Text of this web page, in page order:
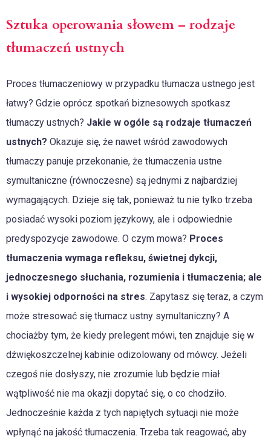
Sztuka operowania słowem – rodzaje
tłumaczeń ustnych
Proces tłumaczeniowy w przypadku tłumacza ustnego jest
łatwy? Gdzie oprócz spotkań biznesowych spotkasz
tłumaczy ustnych? Jakie w ogóle są rodzaje tłumaczeń
ustnych? Okazuje się, że nawet wśród zawodowych
tłumaczy panuje przekonanie, że tłumaczenia ustne
symultaniczne (równoczesne) są jednymi z najbardziej
wymagających. Dzieje się tak, ponieważ tu nie tylko trzeba
posiadać wysoki poziom językowy, ale i odpowiednie
predyspozycje zawodowe. O czym mowa? Proces
tłumaczenia wymaga refleksu, świetnej dykcji,
jednoczesnego słuchania, rozumienia i tłumaczenia; ale
i wysokiej odporności na stres. Zapytasz się teraz, a czym
może stresować się tłumacz ustny symultaniczny? A
chociażby tym, że kiedy prelegent mówi, ten znajduje się w
dźwiękoszczelnej kabinie odizolowany od mówcy. Jeżeli
czegoś nie dosłyszy, nie zrozumie lub będzie miał
wątpliwość nie ma okazji dopytać się, o co chodziło.
Jednocześnie każda z tych napiętych sytuacji nie może
wpłynąć na jakość tłumaczenia. Trzeba tak reagować, aby